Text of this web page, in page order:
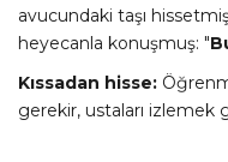
avucundaki taşı
heyecanla konuşmuş: "
Kıssadan hisse:
gerekir, ustaları izlemek